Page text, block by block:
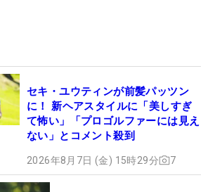
セキ・ユウティンが前髪パッツン
に！ 新ヘアスタイルに「美しすぎ
て怖い」「プロゴルファーには見え
ない」とコメント殺到
2026年8月7日 (金) 15時29分 7